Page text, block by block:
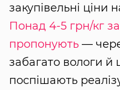
закупівельні ціни
Понад 4-5 грн/кг
пропонують —
забагато вологи й
поспішають